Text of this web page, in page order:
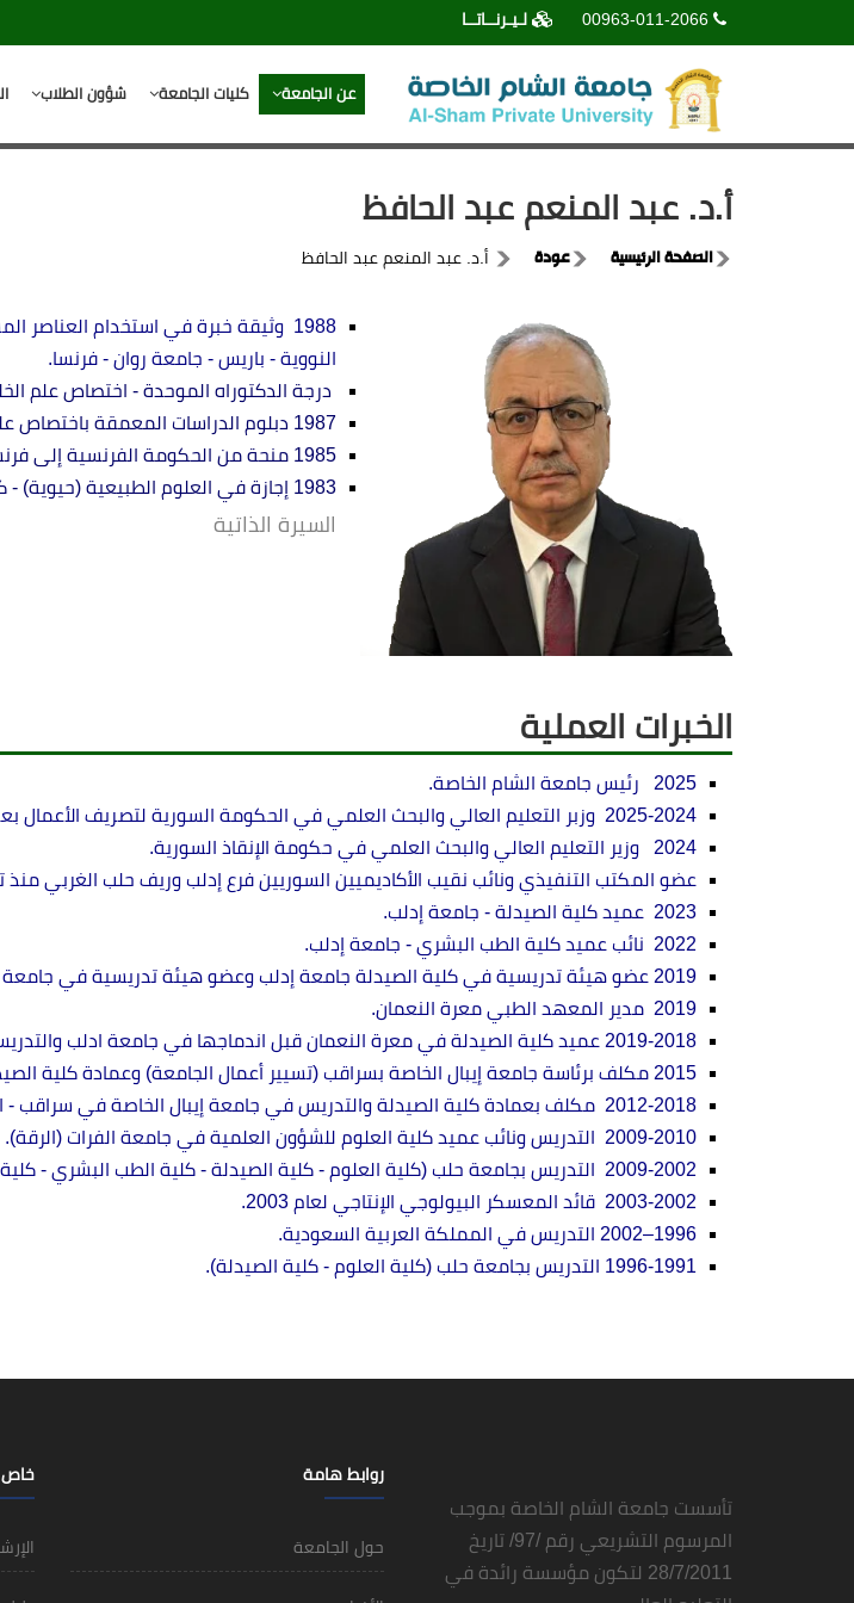
00963-011-2066 لـيـرنــاتــا
عن الجامعة كليات الجامعة شؤون الطلاب
أ.د. عبد المنعم عبد الحافظ
الصفحة الرئيسية عودة أ.د. عبد المنعم عبد الحافظ
1988 وثيقة خبرة في استخدام
النووية - باريس - جامعة روان - فرنسا.
درجة الدكتوراه الموحدة - اختصاص علم
1987 دبلوم الدراسات المعمقة باختصاص علم الخلية الجزيئي -
1985 منحة من الحكومة الفرنسية إلى فرنسا.
1983 إجازة في العلوم الطبيعية (حيوية) - كلية العلوم - جامعة
السيرة الذاتية
الخبرات العملية
2025 رئيس جامعة الشام الخاصة.
2025-2024 وزبر التعليم العالي والبحث العلمي في الحكومة السورية لتصريف الأعمال بعد التحرير.
2024 وزير التعليم العالي والبحث العلمي في حكومة الإنقاذ السورية.
عضو المكتب التنفيذي ونائب نقيب الأكاديميين السوريين فرع إدلب وريف حلب الغربي منذ
2023 عميد كلية الصيدلة - جامعة إدلب.
2022 نائب عميد كلية الطب البشري - جامعة إدلب.
2019 عضو هيئة تدريسية في كلية الصيدلة جامعة إدلب وعضو هيئة تدريسية في جامعة الشمال الخاصة.
2019 مدير المعهد الطبي معرة النعمان.
2019-2018 عميد كلية الصيدلة في معرة النعمان قبل اندماجها في جامعة ادلب والتدريس في جامعة الشمال الخاصة.
2015 مكلف برئاسة جامعة إيبال الخاصة بسراقب (تسيير أعمال الجامعة) وعمادة كلية الصيدلة.
2012-2018 مكلف بعمادة كلية الصيدلة والتدريس في جامعة إيبال الخاصة في سراقب - ادلب.
2009-2010 التدريس ونائب عميد كلية العلوم للشؤون العلمية في جامعة الفرات (الرقة).
2009-2002 التدريس بجامعة حلب (كلية العلوم - كلية الصيدلة - كلية الطب البشري - كلية الهندسة التقنية - حيوية).
2003-2002 قائد المعسكر البيولوجي الإنتاجي لعام 2003.
1996–2002 التدريس في المملكة العربية السعودية.
1996-1991 التدريس بجامعة حلب (كلية العلوم - كلية الصيدلة).
تأسست جامعة الشام الخاصة بموجب
المرسوم التشريعي رقم /97/ تاريخ
28/7/2011 لتكون مؤسسة رائدة في
روابط هامة
حول الجامعة
خاص